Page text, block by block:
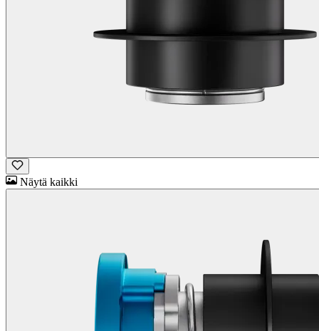
Näytä kaikki